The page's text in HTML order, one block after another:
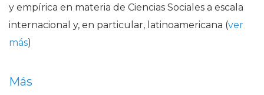
y empírica en materia de Ciencias Sociales a escala
internacional y, en particular, latinoamericana (ver
más)
Director fundador
Más